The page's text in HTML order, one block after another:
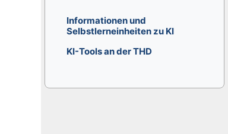
Informationen und
Selbstlerneinheiten zu KI
KI-Tools an der THD